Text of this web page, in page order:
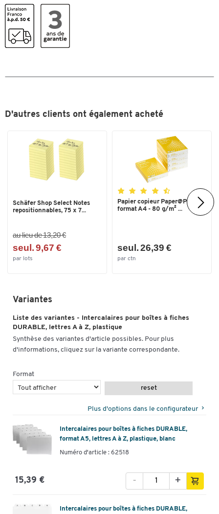
Dimensions
Largeur (mm)
D'autres clients ont également acheté
Schäfer Shop Select Notes
repositionnables, 75 x 7...
au lieu de 13,20 €
seul. 9,67 €
par lots
Papier copieur Paper@Print -
format A4 - 80 g/m² ...
seul. 26,39 €
par ctn
Variantes
Liste des variantes - Intercalaires pour boîtes à fiches
DURABLE, lettres A à Z, plastique
Synthèse des variantes d'article possibles. Pour plus
d'informations, cliquez sur la variante correspondante.
Format
reset
Plus d'options dans le configurateur
Intercalaires pour boîtes à fiches DURABLE,
format A5, lettres A à Z, plastique, blanc
Numéro d'article : 62518
15,39 € +
-
Intercalaires pour boîtes à fiches DURABLE,
Toucher deux fois pour zoomer